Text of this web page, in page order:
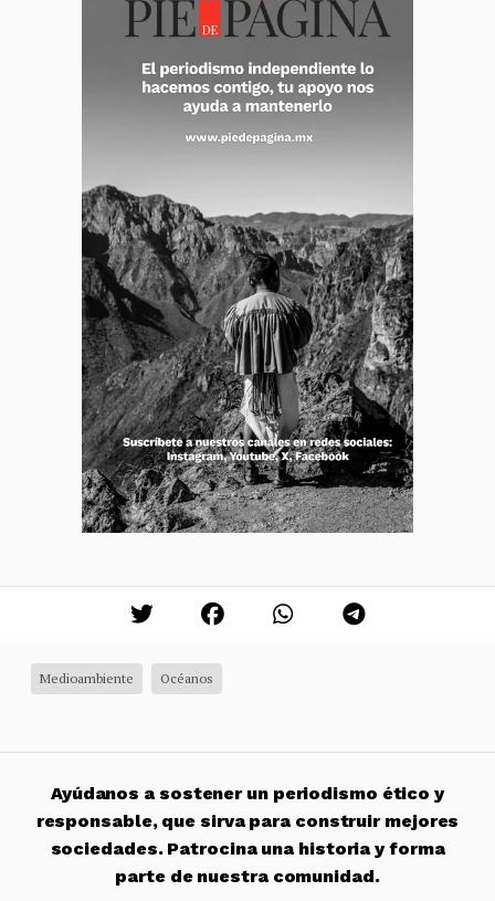
Medioambiente Océanos
Ayúdanos a sostener un periodismo ético y
responsable, que sirva para construir mejores
sociedades. Patrocina una historia y forma
parte de nuestra comunidad.